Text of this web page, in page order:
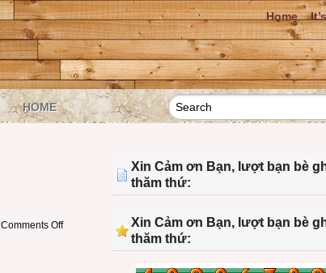
Home
HOME
Comments Offon
Xin Cảm ơn Bạn, lượt bạn bè
thăm thứ:
Xin Cảm ơn Bạn, lượt bạn bè
thăm thứ: